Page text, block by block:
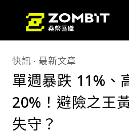
快訊 最新文章
單週暴跌 11%、
20%！避險之王
失守？